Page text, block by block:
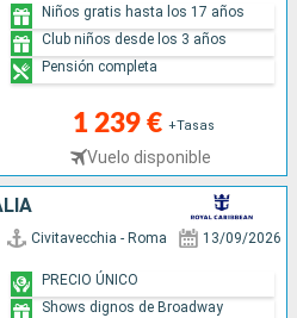
1 239 € +Tasas
Vuelo disponible
Niños gratis hasta los 17 años
Club niños desde los 3 años
Pensión completa
Civitavecchia - Roma 13/09/2026
PRECIO ÚNICO
Shows dignos de Broadway